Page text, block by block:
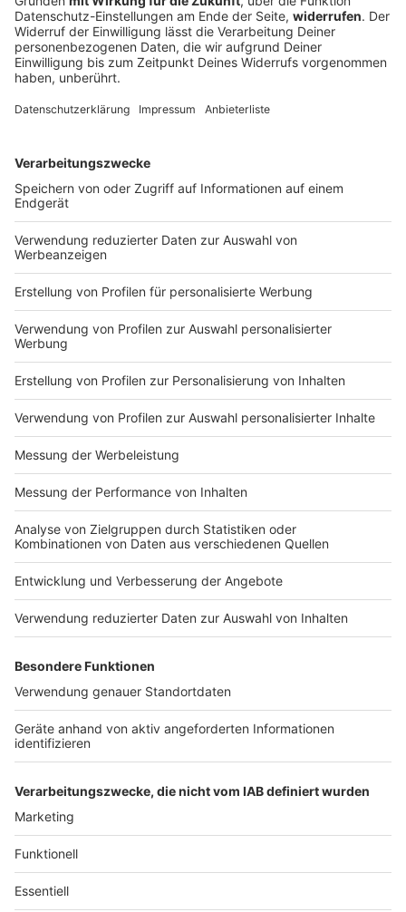
See, Fluss, Freibad – gerade in Hitzephasen ist eine
Abkühlung dort gefragt. Doch Gewässer bergen
Gefahren.
DEINE GEMERKTEN ARTIKEL
Du hast dir noch keine Artikel gemerkt
Markiere sie hierfür mit einem
Impressum
Nutzungsbedingungen
Jobs
Presse
Werben
Archiv
ANTENNE BAYERN GROUP
Stiftung ANTENNE BAYERN
hilft
Teilnahmebedingungen
Grounding Page ANTENNE
BAYERN
Kontakt
Studio-Hotline
Verkehrs-Hotline
Datenschutz­erklärung
Newsletter